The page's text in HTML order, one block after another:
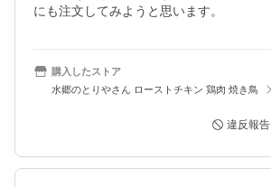
にも注文してみようと思います。
購入したストア
水郷のとりやさん ローストチキン 鶏肉 焼き鳥
違反報告